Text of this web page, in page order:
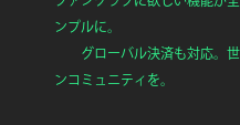
ンプルに。
グローバル決済も対応。世
ンコミュニティを。